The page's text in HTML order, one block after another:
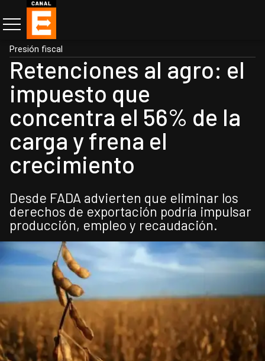
Presión fiscal
Retenciones al agro: el
impuesto que
concentra el 56% de la
carga y frena el
crecimiento
Desde FADA advierten que eliminar los
derechos de exportación podría impulsar
producción, empleo y recaudación.